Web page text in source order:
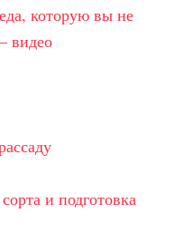
которую вы не
видео
и подготовка